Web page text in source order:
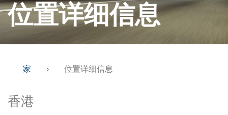
位置详细信息
家 › 位置详细信息
香港